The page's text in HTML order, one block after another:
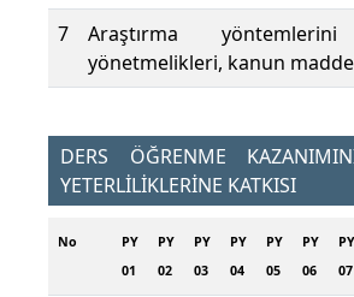
7
Araştırma
yönetmelikleri, kanun
DERS ÖĞRENME
YETERLİLİKLERİNE KATKISI
No
PY
01
PY
02
PY
03
PY
04
PY
05
PY
06
PY
07